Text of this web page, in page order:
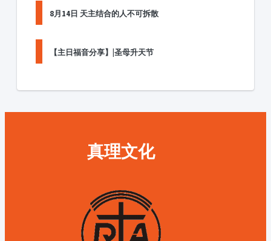
8月14日 天主结合的人不可拆散
【主日福音分享】|圣母升天节
真理文化